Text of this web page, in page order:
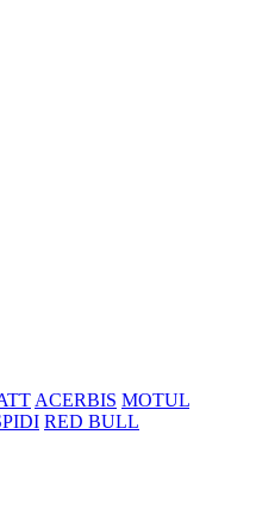
ACERBIS MOTUL
RED BULL